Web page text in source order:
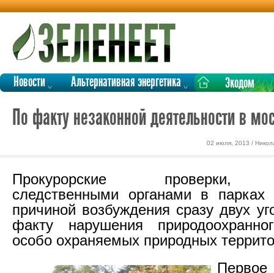
Новости Альтернативная энергетика Экодом
По факту незаконной деятельности в
02 июля, 2013 /
Прокурорские проверки,
следственными органами в
причиной возбуждения сразу двух
факту нарушения
особо охраняемых природных